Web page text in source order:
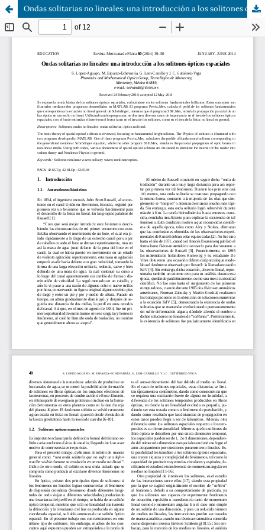
Ondas solitarias no lineales: una introducción a los solitones ópticos espaciales